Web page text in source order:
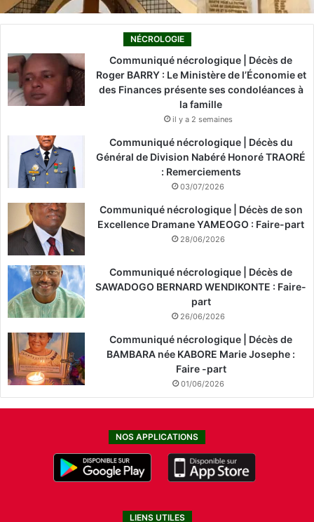
NÉCROLOGIE
Communiqué nécrologique | Décès de
Roger BARRY : Le Ministère de l’Économie et
des Finances présente ses condoléances à
la famille
il y a 2 semaines
Communiqué nécrologique | Décès du
Général de Division Nabéré Honoré TRAORÉ
: Remerciements
03/07/2026
Communiqué nécrologique | Décès de son
Excellence Dramane YAMEOGO : Faire-part
28/06/2026
Communiqué nécrologique | Décès de
SAWADOGO BERNARD WENDIKONTE : Faire-
part
26/06/2026
Communiqué nécrologique | Décès de
BAMBARA née KABORE Marie Josephe :
Faire -part
01/06/2026
NOS APPLICATIONS
LIENS UTILES